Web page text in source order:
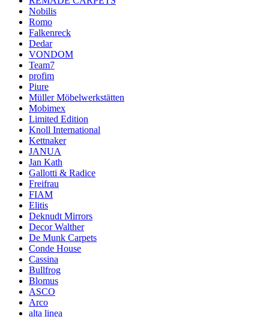
Nobilis
Romo
Falkenreck
Dedar
VONDOM
Team7
profim
Piure
Müller Möbelwerkstätten
Mobimex
Limited Edition
Knoll International
Kettnaker
JANUA
Jan Kath
Gallotti & Radice
Freifrau
FIAM
Elitis
Deknudt Mirrors
Decor Walther
De Munk Carpets
Conde House
Cassina
Bullfrog
Blomus
ASCO
Arco
alta linea